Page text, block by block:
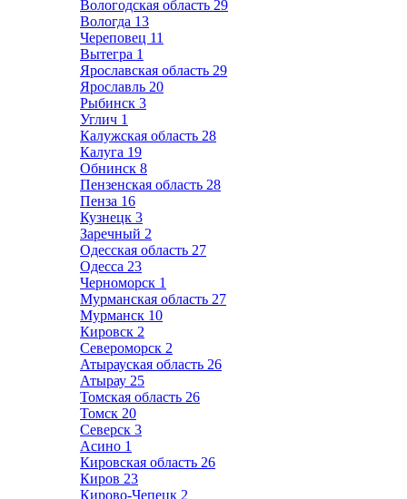
Вологодская область 29
Вологда 13
Череповец 11
Вытегра 1
Ярославская область 29
Ярославль 20
Рыбинск 3
Углич 1
Калужская область 28
Калуга 19
Обнинск 8
Пензенская область 28
Пенза 16
Кузнецк 3
Заречный 2
Одесская область 27
Одесса 23
Черноморск 1
Мурманская область 27
Мурманск 10
Кировск 2
Североморск 2
Атырауская область 26
Атырау 25
Томская область 26
Томск 20
Северск 3
Асино 1
Кировская область 26
Киров 23
Кирово-Чепецк 2